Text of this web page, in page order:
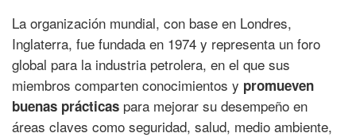
La organización mundial, con base en Londres,
Inglaterra, fue fundada en 1974 y representa un foro
global para la industria petrolera, en el que sus
miembros comparten conocimientos y promueven
buenas prácticas para mejorar su desempeño en
áreas claves como seguridad, salud, medio ambiente,